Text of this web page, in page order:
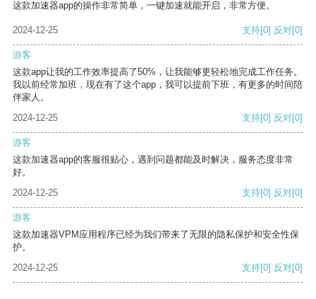
这款加速器app的操作非常简单，一键加速就能开启，非常方便。
2024-12-25 支持[0] 反对[0]
游客
这款app让我的工作效率提高了50%，让我能够更轻松地完成工作任务。
我以前经常加班，现在有了这个app，我可以提前下班，有更多的时间陪
伴家人。
2024-12-25
支持[0] 反对[0]
游客
这款加速器app的客服很贴心，遇到问题都能及时解决，服务态度非常
好。
2024-12-25
支持[0] 反对[0]
游客
这款加速器VPM应用程序已经为我们带来了无限的隐私保护和安全性保
护。
2024-12-25
支持[0] 反对[0]